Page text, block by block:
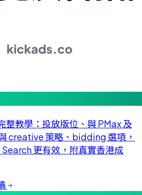
整教學：投放版位、與 PMax 及
creative 策略、bidding 選項，
更有效，附真實香港成